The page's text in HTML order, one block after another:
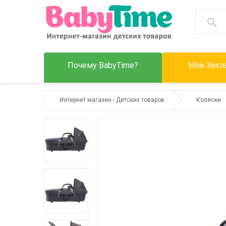
Почему BabyTime? Мои
Интернет магазин - Детских товаров Коляски